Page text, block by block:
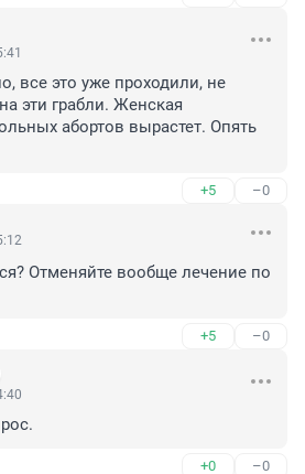
все это уже проходили, не
эти грабли. Женская
абортов вырастет. Опять
+5 –0
Отменяйте вообще лечение по
+5 –0
+0 –0